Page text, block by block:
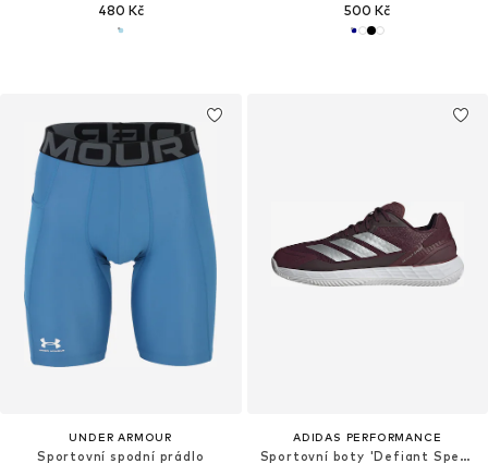
480 Kč 500 Kč
UNDER ARMOUR
Sportovní spodní prádlo
ADIDAS PERFORMANCE
Sportovní boty 'Defiant Speed 2 Clay'